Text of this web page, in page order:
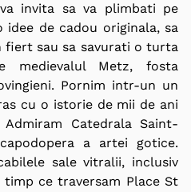
invita sa va plimbati pe
de cadou originala, sa
fiert sau sa savurati o turta
medievalul Metz, fosta
Pornim intr-un un
cu o istorie de mii de ani
Catedrala Saint-
a artei gotice.
sale vitralii, inclusiv
ce traversam Place St